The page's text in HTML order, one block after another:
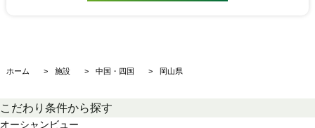
ホーム 施設 中国・四国 岡山県
こだわり条件から探す
オーシャンビュー